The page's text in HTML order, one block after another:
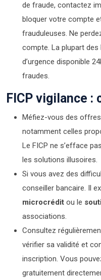
de fraude, contactez
bloquer votre compte
frauduleuses. Ne
compte. La plupart des
d’urgence disponible
fraudes.
FICP vigilance
Méfiez-vous des
notamment celles
Le FICP ne s’efface
les solutions illusoires.
Si vous avez des
conseiller bancaire. Il
microcrédit ou le
associations.
Consultez
vérifier sa validité et
inscription. Vous
gratuitement